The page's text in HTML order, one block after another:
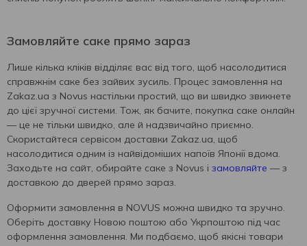
Замовляйте саке прямо зараз
Лише кілька кліків відділяє вас від того, щоб насолодитися
справжнім саке без зайвих зусиль. Процес замовлення на
Zakaz.ua з Novus настільки простий, що ви швидко звикнете
до цієї зручної системи. Тож, як бачите, покупка саке онлайн
— це не тільки швидко, але й надзвичайно приємно.
Скористайтеся сервісом доставки Zakaz.ua, щоб
насолодитися одним із найвідоміших напоїв Японії вдома.
Заходьте на сайт, обирайте саке з Novus і замовляйте — з
доставкою до дверей прямо зараз.
Оформити замовлення в NOVUS можна швидко та зручно.
Оберіть доставку Новою поштою або Укрпоштою під час
оформлення замовлення. Ми подбаємо, щоб якісні товари